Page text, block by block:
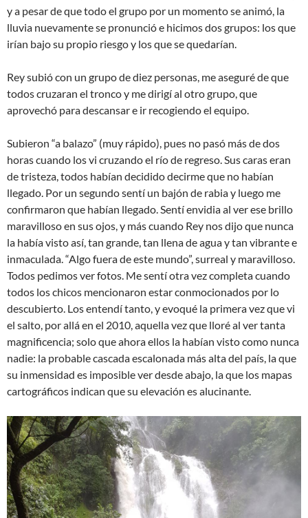
y a pesar de que todo el grupo por un momento se animó, la
lluvia nuevamente se pronunció e hicimos dos grupos: los que
irían bajo su propio riesgo y los que se quedarían.
Rey subió con un grupo de diez personas, me aseguré de que
todos cruzaran el tronco y me dirigí al otro grupo, que
aprovechó para descansar e ir recogiendo el equipo.
Subieron “a balazo” (muy rápido), pues no pasó más de dos
horas cuando los vi cruzando el río de regreso. Sus caras eran
de tristeza, todos habían decidido decirme que no habían
llegado. Por un segundo sentí un bajón de rabia y luego me
confirmaron que habían llegado. Sentí envidia al ver ese brillo
maravilloso en sus ojos, y más cuando Rey nos dijo que nunca
la había visto así, tan grande, tan llena de agua y tan vibrante e
inmaculada. “Algo fuera de este mundo”, surreal y maravilloso.
Todos pedimos ver fotos. Me sentí otra vez completa cuando
todos los chicos mencionaron estar conmocionados por lo
descubierto. Los entendí tanto, y evoqué la primera vez que vi
el salto, por allá en el 2010, aquella vez que lloré al ver tanta
magnificencia; solo que ahora ellos la habían visto como nunca
nadie: la probable cascada escalonada más alta del país, la que
su inmensidad es imposible ver desde abajo, la que los mapas
cartográficos indican que su elevación es alucinante.